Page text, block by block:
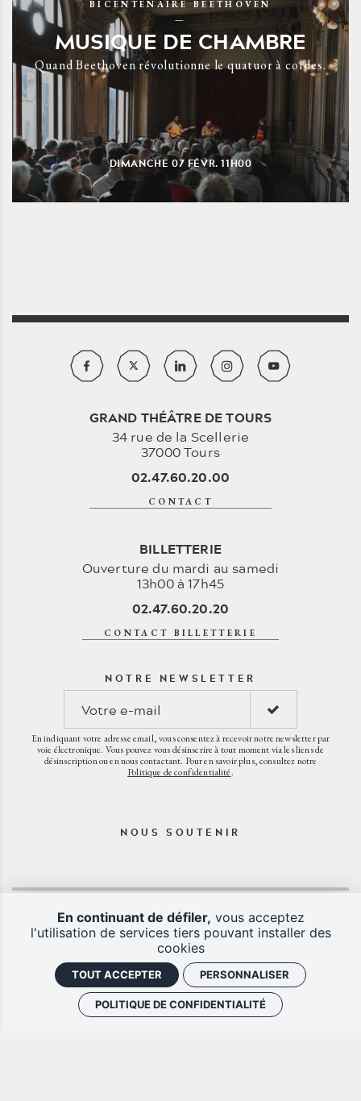
BICENTENAIRE BEETHOVEN
MUSIQUE DE CHAMBRE
Quand Beethoven révolutionne le quatuor à cordes.
DIMANCHE 07 FÉVR.11H00
GRAND THÉÂTRE DE TOURS
34 rue de la Scellerie
37000 Tours
02.47.60.20.00
CONTACT
BILLETTERIE
Ouverture du mardi au samedi
13h00 à 17h45
02.47.60.20.20
CONTACT BILLETTERIE
NOTRE NEWSLETTER
En indiquant votre adresse email, vous consentez à recevoir notre newsletter par
voie électronique. Vous pouvez vous désinscrire à tout moment via les liens de
désinscription ou en nous contactant. Pour en savoir plus, consultez notre
Politique de confidentialité.
NOUS SOUTENIR
En continuant de défiler, vous acceptez
l'utilisation de services tiers pouvant installer des
cookies
TOUT ACCEPTER PERSONNALISER
POLITIQUE DE CONFIDENTIALITÉ